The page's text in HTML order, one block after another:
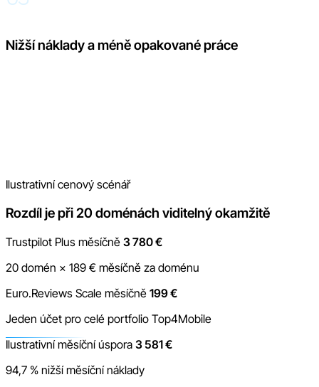
Nižší náklady a méně opakované práce
Ilustrativní cenový scénář
Rozdíl je při 20 doménách viditelný okamžitě
Trustpilot Plus měsíčně 3 780 €
20 domén × 189 € měsíčně za doménu
Euro.Reviews Scale měsíčně 199 €
Jeden účet pro celé portfolio Top4Mobile
Ilustrativní měsíční úspora 3 581 €
94,7 % nižší měsíční náklady